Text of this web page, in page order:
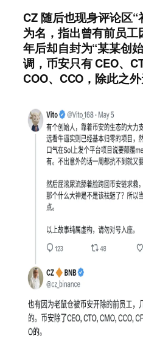
CZ 随后也现身评论区“
为名，指出曾有前员
年后却自封为“某某创
调，币安只有 CEO、
COO、CCO，除此之外